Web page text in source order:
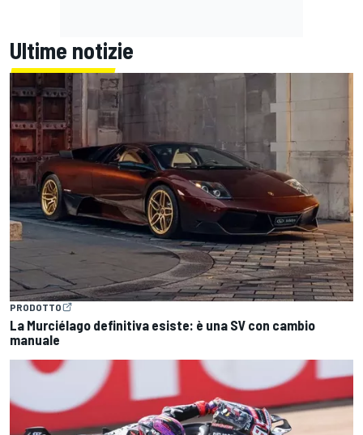
Ultime notizie
PRODOTTO
La Murciélago definitiva esiste: è una SV con cambio
manuale